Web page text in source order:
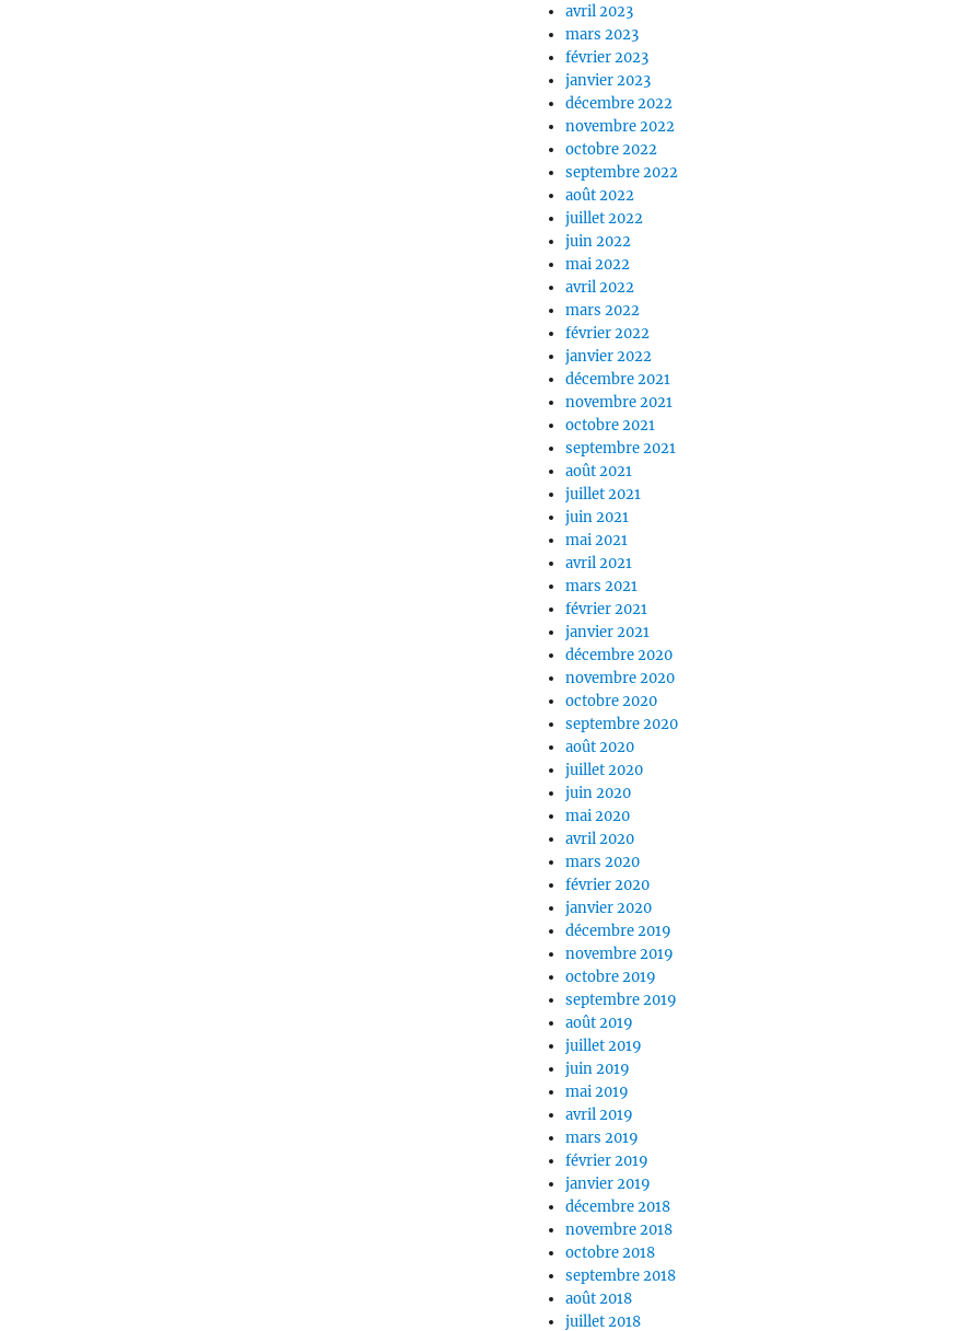
avril 2023
mars 2023
février 2023
janvier 2023
décembre 2022
novembre 2022
octobre 2022
septembre 2022
août 2022
juillet 2022
juin 2022
mai 2022
avril 2022
mars 2022
février 2022
janvier 2022
décembre 2021
novembre 2021
octobre 2021
septembre 2021
août 2021
juillet 2021
juin 2021
mai 2021
avril 2021
mars 2021
février 2021
janvier 2021
décembre 2020
novembre 2020
octobre 2020
septembre 2020
août 2020
juillet 2020
juin 2020
mai 2020
avril 2020
mars 2020
février 2020
janvier 2020
décembre 2019
novembre 2019
octobre 2019
septembre 2019
août 2019
juillet 2019
juin 2019
mai 2019
avril 2019
mars 2019
février 2019
janvier 2019
décembre 2018
novembre 2018
octobre 2018
septembre 2018
août 2018
juillet 2018